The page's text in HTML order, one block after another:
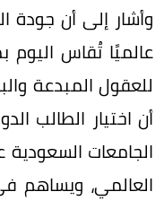
وأشار إلى أن جودة
عالميًا تُقاس
للعقول المبدعة
أن اختيار الطالب
الجامعات
العالمي، ويساهم